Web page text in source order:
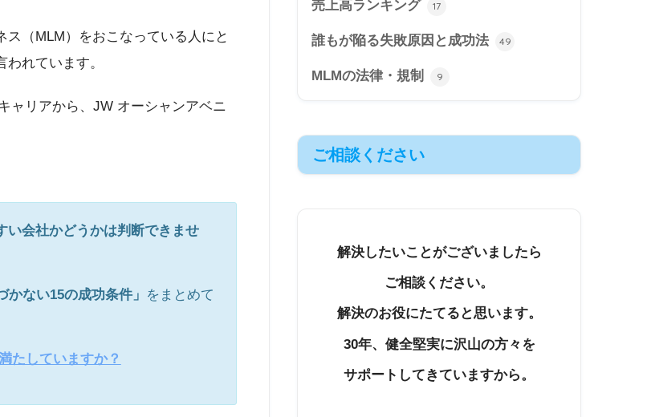
（MLM）をおこなっている人にと
れています。
ャリアから、JW オーシャンアベニ
い会社かどうかは判断できませ
かない15の成功条件」 をまとめて
たしていますか？
売上高ランキング 17
誰もが陥る失敗原因と成功法 49
MLMの法律・規制 9
ご相談ください
解決したいことがございましたら
ご相談ください。
解決のお役にたてると思います。
30年、健全堅実に沢山の方々を
サポートしてきていますから。